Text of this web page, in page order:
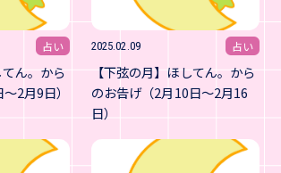
占い
てん。から
2月9日）
2025.02.09 占い
【下弦の月】ほしてん。から
のお告げ（2月10日～2月16
日）